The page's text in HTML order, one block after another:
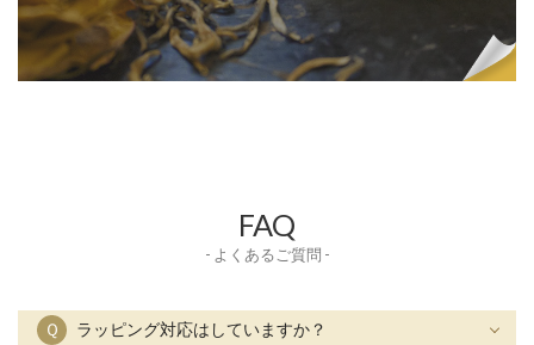
FAQ
- よくあるご質問 -
Ｑ ラッピング対応はしていますか？